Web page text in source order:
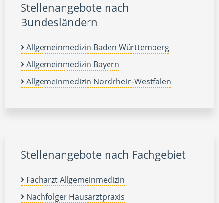
Stellenangebote nach
Bundesländern
Allgemeinmedizin Baden Württemberg
Allgemeinmedizin Bayern
Allgemeinmedizin Nordrhein-Westfalen
Stellenangebote nach Fachgebiet
Facharzt Allgemeinmedizin
Nachfolger Hausarztpraxis